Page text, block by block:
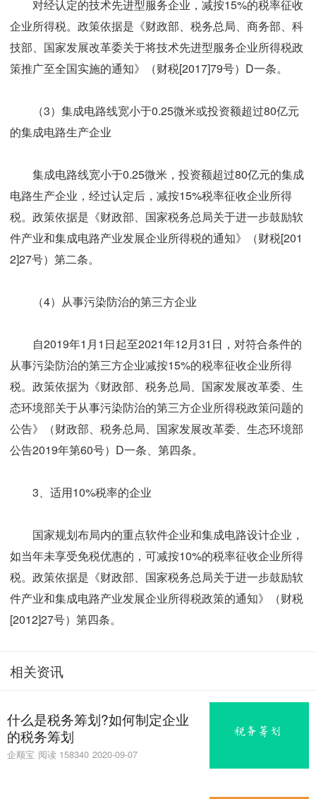
对经认定的技术先进型服务企业，减按15%的税率征收
企业所得税。政策依据是《财政部、税务总局、商务部、科
技部、国家发展改革委关于将技术先进型服务企业所得税政
策推广至全国实施的通知》（财税[2017]79号）D一条。
（3）集成电路线宽小于0.25微米或投资额超过80亿元
的集成电路生产企业
集成电路线宽小于0.25微米，投资额超过80亿元的集成
电路生产企业，经过认定后，减按15%税率征收企业所得
税。政策依据是《财政部、国家税务总局关于进一步鼓励软
件产业和集成电路产业发展企业所得税的通知》（财税[201
2]27号）第二条。
（4）从事污染防治的第三方企业
自2019年1月1日起至2021年12月31日，对符合条件的
从事污染防治的第三方企业减按15%的税率征收企业所得
税。政策依据为《财政部、税务总局、国家发展改革委、生
态环境部关于从事污染防治的第三方企业所得税政策问题的
公告》（财政部、税务总局、国家发展改革委、生态环境部
公告2019年第60号）D一条、第四条。
3、适用10%税率的企业
国家规划布局内的重点软件企业和集成电路设计企业，
如当年未享受免税优惠的，可减按10%的税率征收企业所得
税。政策依据是《财政部、国家税务总局关于进一步鼓励软
件产业和集成电路产业发展企业所得税政策的通知》（财税
[2012]27号）第四条。
相关资讯
什么是税务筹划?如何制定企业
的税务筹划
企顺宝 阅读 158340 2020-09-07